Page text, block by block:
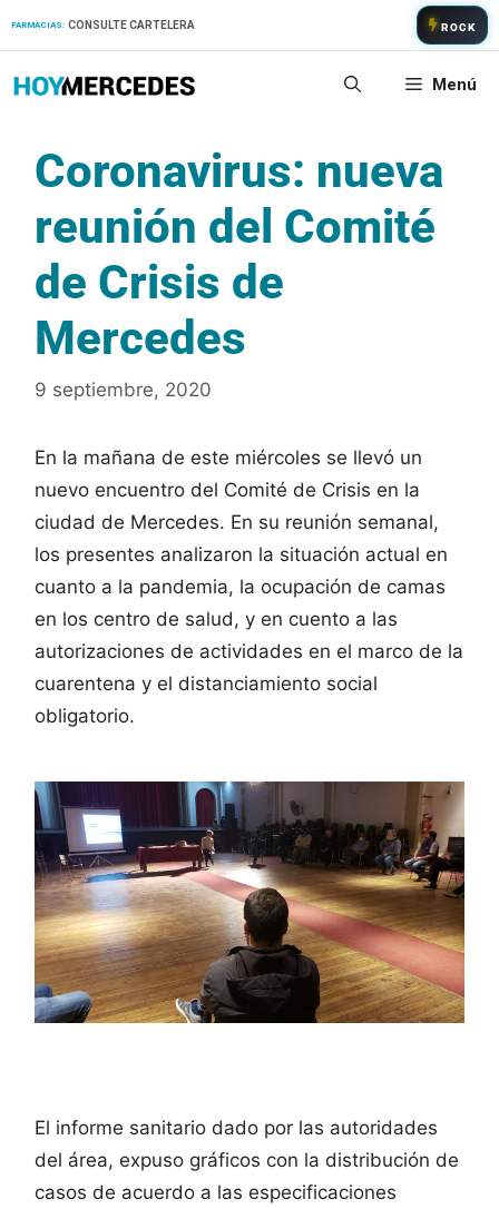
FARMACIAS: CONSULTE CARTELERA ROCK
Menú
Coronavirus: nueva
reunión del Comité
de Crisis de
Mercedes
9 septiembre, 2020
En la mañana de este miércoles se llevó un
nuevo encuentro del Comité de Crisis en la
ciudad de Mercedes. En su reunión semanal,
los presentes analizaron la situación actual en
cuanto a la pandemia, la ocupación de camas
en los centro de salud, y en cuento a las
autorizaciones de actividades en el marco de la
cuarentena y el distanciamiento social
obligatorio.
El informe sanitario dado por las autoridades
del área, expuso gráficos con la distribución de
casos de acuerdo a las especificaciones